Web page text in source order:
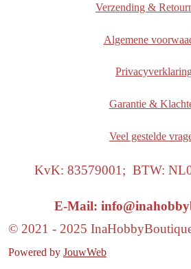
Verzending &
Algemene
Garantie &
Veel gestelde
KvK: 83579001; BTW:
E-Mail:
© 2021 - 2025
Powered by JouwWeb